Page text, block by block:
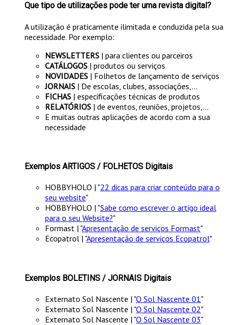
Que tipo de utilizações pode ter uma revista digital?
A utilização é praticamente ilimitada e conduzida pela sua
necessidade. Por exemplo:
NEWSLETTERS | para clientes ou parceiros
CATÁLOGOS | produtos ou serviços
NOVIDADES | Folhetos de lançamento de serviços
JORNAIS | De escolas, clubes, associações,...
FICHAS | especificações técnicas de produtos
RELATÓRIOS | de eventos, reuniões, projetos,...
E muitas outras aplicações de acordo com a sua
necessidade
Exemplos ARTIGOS / FOLHETOS Digitais
HOBBYHOLO | "22 dicas para criar conteúdo para o
seu website"
HOBBYHOLO | "Sabe como escrever o artigo ideal
para o seu Website?"
Formast | "Apresentação de serviços Formast"
Ecopatrol | "Apresentação de serviços Ecopatrol"
Exemplos BOLETINS / JORNAIS Digitais
Externato Sol Nascente | "O Sol Nascente 01"
Externato Sol Nascente | "O Sol Nascente 02"
Externato Sol Nascente | "O Sol Nascente 03"